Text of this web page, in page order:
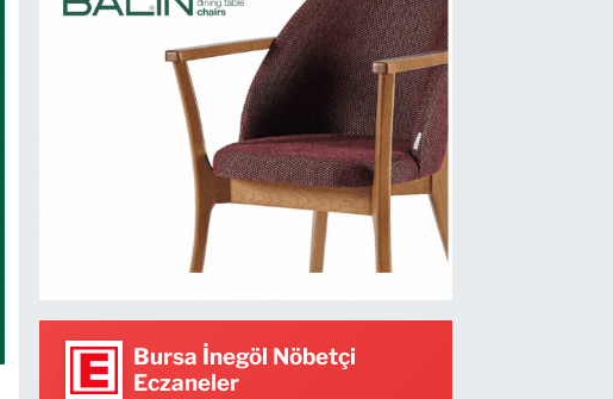
Bursa İnegöl Nöbetçi
Eczaneler